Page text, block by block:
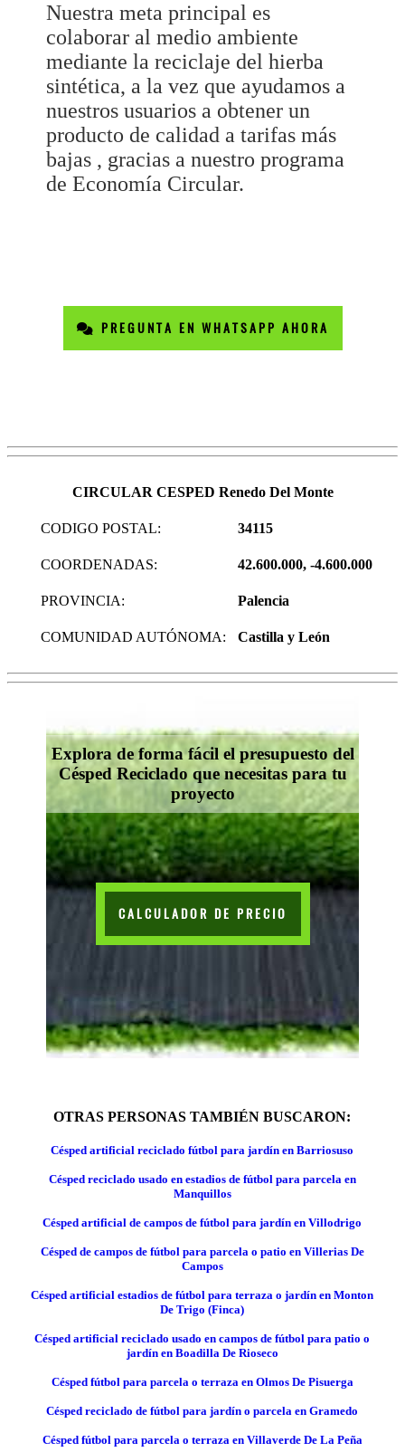
Nuestra meta principal es
colaborar al medio ambiente
mediante la reciclaje del hierba
sintética, a la vez que ayudamos a
nuestros usuarios a obtener un
producto de calidad a tarifas más
bajas , gracias a nuestro programa
de Economía Circular.
PREGUNTA EN WHATSAPP AHORA
CIRCULAR CESPED Renedo Del Monte
CODIGO POSTAL: 34115
COORDENADAS: 42.600.000, -4.600.000
PROVINCIA: Palencia
COMUNIDAD AUTÓNOMA: Castilla y León
Explora de forma fácil el presupuesto del
Césped Reciclado que necesitas para tu
proyecto
CALCULADOR DE PRECIO
OTRAS PERSONAS TAMBIÉN BUSCARON:
Césped artificial reciclado fútbol para jardín en Barriosuso
Césped reciclado usado en estadios de fútbol para parcela en
Manquillos
Césped artificial de campos de fútbol para jardín en Villodrigo
Césped de campos de fútbol para parcela o patio en Villerias De
Campos
Césped artificial estadios de fútbol para terraza o jardín en Monton
De Trigo (Finca)
Césped artificial reciclado usado en campos de fútbol para patio o
jardín en Boadilla De Rioseco
Césped fútbol para parcela o terraza en Olmos De Pisuerga
Césped reciclado de fútbol para jardín o parcela en Gramedo
Césped fútbol para parcela o terraza en Villaverde De La Peña